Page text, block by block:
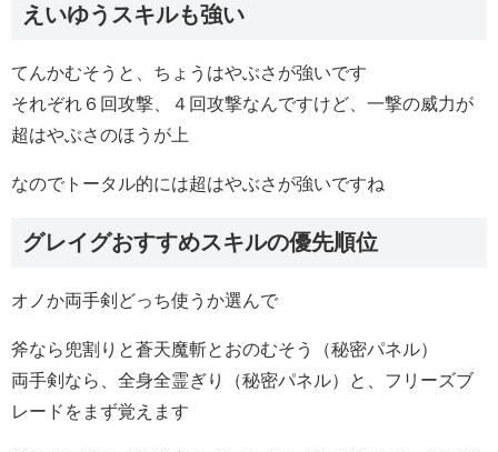
えいゆうスキルも強い
てんかむそうと、ちょうはやぶさが強いです
それぞれ６回攻撃、４回攻撃なんですけど、一撃の威力が
超はやぶさのほうが上
なのでトータル的には超はやぶさが強いですね
グレイグおすすめスキルの優先順位
オノか両手剣どっち使うか選んで
斧なら兜割りと蒼天魔斬とおのむそう（秘密パネル）
両手剣なら、全身全霊ぎり（秘密パネル）と、フリーズブ
レードをまず覚えます